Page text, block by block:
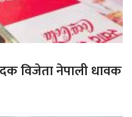
विजेता नेपाली धावक